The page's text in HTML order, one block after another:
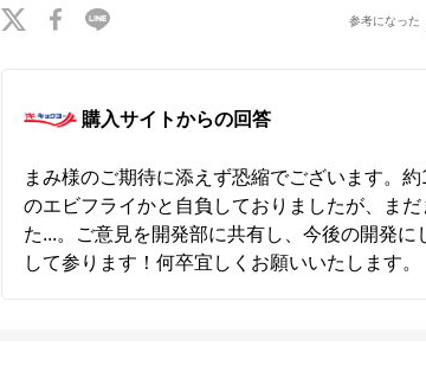
参考になった
購入サイトからの回答
まみ様のご期待に添えず恐縮でございます。
のエビフライかと自負しておりましたが、まだ
た...。ご意見を開発部に共有し、今後の開発に
して参ります！何卒宜しくお願いいたします。